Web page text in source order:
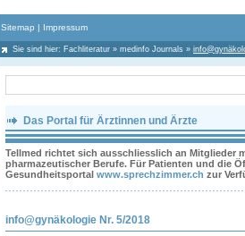
Sitemap | Impressum
Sie sind hier: Fachliteratur » medinfo Journals »
Das Portal für Ärztinnen und Ärzte
Tellmed richtet sich ausschliesslich an Mitglieder
pharmazeutischer Berufe. Für Patienten und die
Gesundheitsportal www.sprechzimmer.ch zur
info@gynäkologie Nr. 5/2018